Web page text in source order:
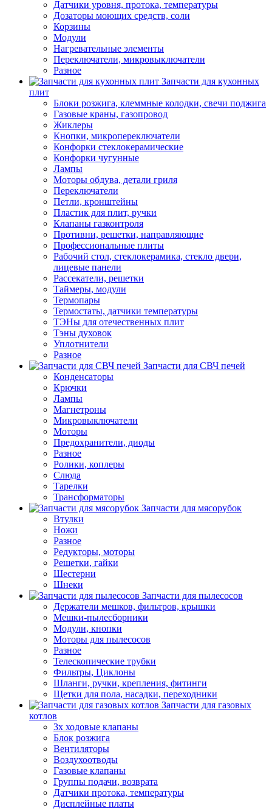
Датчики уровня, протока, температуры
Дозаторы моющих средств, соли
Корзины
Модули
Нагревательные элементы
Переключатели, микровыключатели
Разное
Запчасти для кухонных
плит
Блоки розжига, клеммные колодки, свечи поджига
Газовые краны, газопровод
Жиклеры
Кнопки, микропереключатели
Конфорки стеклокерамические
Конфорки чугунные
Лампы
Моторы обдува, детали гриля
Переключатели
Петли, кронштейны
Пластик для плит, ручки
Клапаны газконтроля
Противни, решетки, направляющие
Профессиональные плиты
Рабочий стол, стеклокерамика, стекло двери,
лицевые панели
Рассекатели, решетки
Таймеры, модули
Термопары
Термостаты, датчики температуры
ТЭНы для отечественных плит
Тэны духовок
Уплотнители
Разное
Запчасти для СВЧ печей
Конденсаторы
Крючки
Лампы
Магнетроны
Микровыключатели
Моторы
Предохранители, диоды
Разное
Ролики, коплеры
Слюда
Тарелки
Трансформаторы
Запчасти для мясорубок
Втулки
Ножи
Разное
Редукторы, моторы
Решетки, гайки
Шестерни
Шнеки
Запчасти для пылесосов
Держатели мешков, фильтров, крышки
Мешки-пылесборники
Модули, кнопки
Моторы для пылесосов
Разное
Телескопические трубки
Фильтры, Циклоны
Шланги, ручки, крепления, фитинги
Щетки для пола, насадки, переходники
Запчасти для газовых
котлов
3х ходовые клапаны
Блок розжига
Вентиляторы
Воздухоотводы
Газовые клапаны
Группы подачи, возврата
Датчики протока, температуры
Дисплейные платы